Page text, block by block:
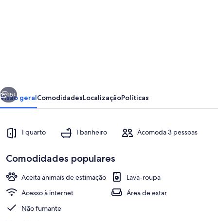
seu
descanso
após
um
dia
cachoeiras!!!
Próximo
15+
Visão geralComodidadesLocalizaçãoPolíticas
1 quarto 1 banheiro Acomoda 3 pessoas
Comodidades populares
Aceita animais de estimação
Lava-roupa
Acesso à internet
Área de estar
Não fumante